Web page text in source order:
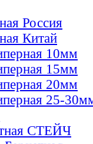
Россия
Китай
10мм
15мм
20мм
25-
СТЕЙЧ